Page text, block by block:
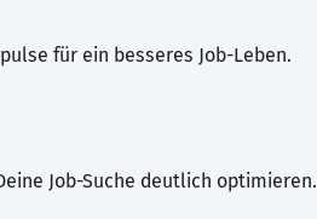
für ein besseres Job-Leben.
Job-Suche deutlich optimieren.